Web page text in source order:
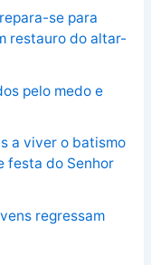
se para
restauro do altar-
pelo medo e
a viver o batismo
festa do Senhor
regressam